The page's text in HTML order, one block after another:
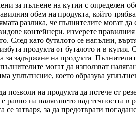
за пълнене на кутии с определен
обем на продукта, който
разлика, че пълнителите могат
контейнери. измерете
След като буталото се напълни,
продукта от буталото и в кутия.
за задържане на продукта.
могат да използват
уплътнение, което образува
на продукта да потече от
равно на налягането над течността
затваря, за да предотврати